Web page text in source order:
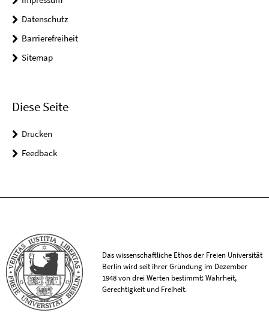
Datenschutz
Barrierefreiheit
Sitemap
Diese Seite
Drucken
Feedback
Das wissenschaftliche Ethos der Freien Universität
Berlin wird seit ihrer Gründung im Dezember
1948 von drei Werten bestimmt: Wahrheit,
Gerechtigkeit und Freiheit.